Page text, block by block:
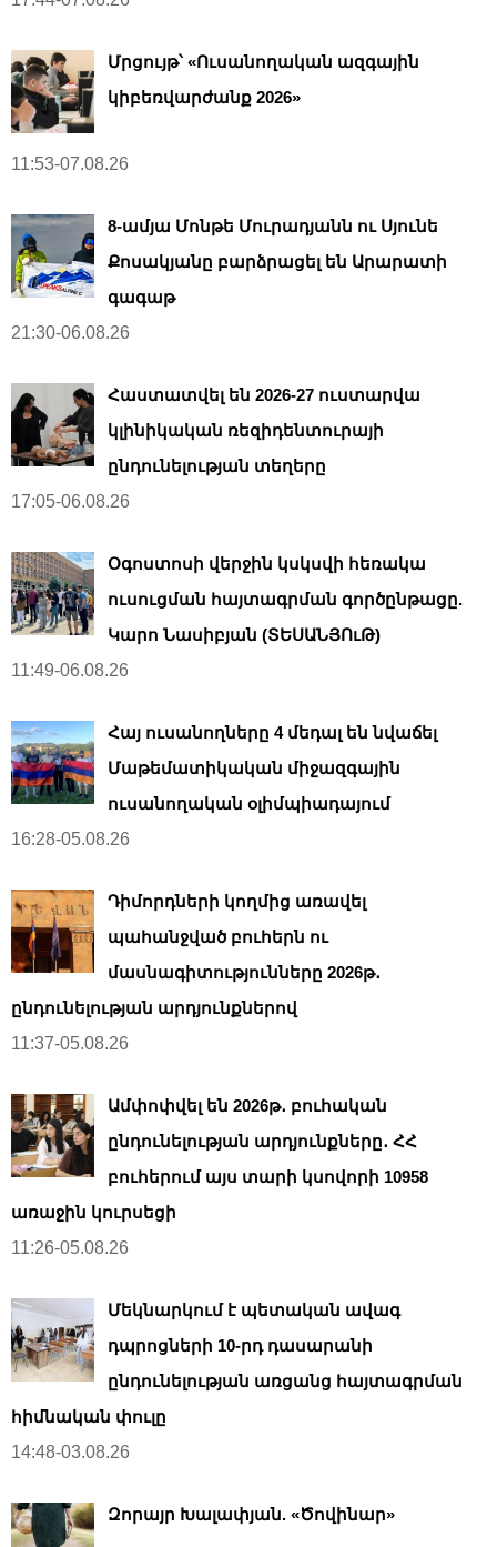
Մրցույթ՝ «Ուսանողական ազգային
կիբեռվարժանք 2026»
11:53-07.08.26
8-ամյա Մոնթե Մուրադյանն ու Սյունե
Քոսակյանը բարձրացել են Արարատի
գագաթ
21:30-06.08.26
Հաստատվել են 2026-27 ուստարվա
կլինիկական ռեզիդենտուրայի
ընդունելության տեղերը
17:05-06.08.26
Օգոստոսի վերջին կսկսվի հեռակա
ուսուցման հայտագրման գործընթացը.
Կարո Նասիբյան (ՏԵՍԱՆՅՈւԹ)
11:49-06.08.26
Հայ ուսանողները 4 մեդալ են նվաճել
Մաթեմատիկական միջազգային
ուսանողական օլիմպիադայում
16:28-05.08.26
Դիմորդների կողմից առավել
պահանջված բուհերն ու
մասնագիտությունները 2026թ․
ընդունելության արդյունքներով
11:37-05.08.26
Ամփոփվել են 2026թ․ բուհական
ընդունելության արդյունքները․ ՀՀ
բուհերում այս տարի կսովորի 10958
առաջին կուրսեցի
11:26-05.08.26
Մեկնարկում է պետական ավագ
դպրոցների 10-րդ դասարանի
ընդունելության առցանց հայտագրման
հիմնական փուլը
14:48-03.08.26
Զորայր Խալափյան. «Ծովինար»